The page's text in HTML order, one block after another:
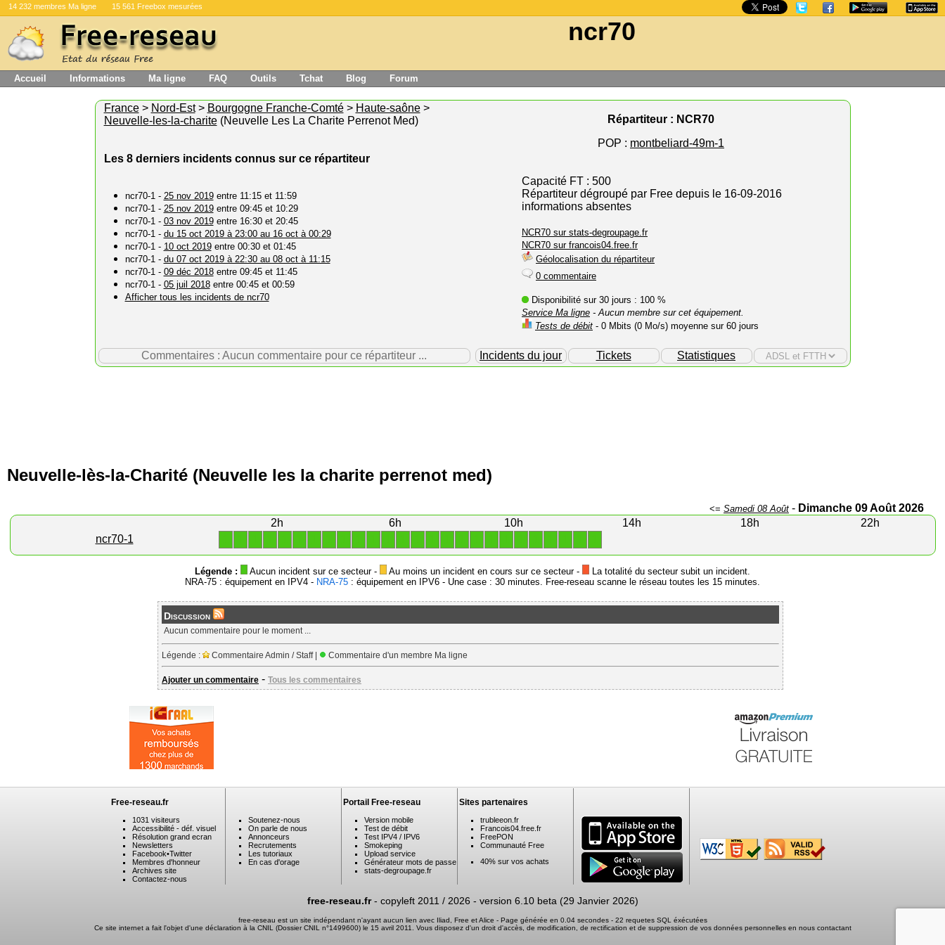
14 232 membres Ma ligne 15 561 Freebox mesurées
ncr70
Accueil Informations Ma ligne FAQ Outils Tchat Blog Forum
France> Nord-Est> Bourgogne Franche-Comté> Haute-saône>
Neuvelle-les-la-charite(Neuvelle Les La Charite Perrenot Med)
Les 8 derniers incidents connus sur ce répartiteur
ncr70-1 - 25 nov 2019entre 11:15 et 11:59
ncr70-1 - 25 nov 2019entre 09:45 et 10:29
ncr70-1 - 03 nov 2019entre 16:30 et 20:45
ncr70-1 - du 15 oct 2019 à 23:00 au 16 oct à 00:29
ncr70-1 - 10 oct 2019entre 00:30 et 01:45
ncr70-1 - du 07 oct 2019 à 22:30 au 08 oct à 11:15
ncr70-1 - 09 déc 2018entre 09:45 et 11:45
ncr70-1 - 05 juil 2018entre 00:45 et 00:59
Afficher tous les incidents de ncr70
Répartiteur : NCR70
POP : montbeliard-49m-1
Capacité FT : 500
Répartiteur dégroupé par Free depuis le 16-09-2016
informations absentes
NCR70 sur stats-degroupage.fr
NCR70 sur francois04.free.fr
Géolocalisation du répartiteur
0 commentaire
Disponibilité sur 30 jours : 100 %
Service Ma ligne - Aucun membre sur cet équipement.
Tests de débit - 0 Mbits (0 Mo/s) moyenne sur 60 jours
Commentaires : Aucun commentaire pour ce répartiteur ... Incidents du jour Tickets Statistiques
Neuvelle-lès-la-Charité (Neuvelle les la charite perrenot med)
<= Samedi 08 Août - Dimanche 09 Août 2026
2h
6h 10h 14h 18h
22h
ncr70-1
Légende : Aucun incident sur ce secteur - Au moins un incident en cours sur ce secteur -
La totalité du secteur subit un incident.
NRA-75 : équipement en IPV4 - NRA-75 : équipement en IPV6 - Une case : 30 minutes. Free-reseau scanne le réseau toutes les 15 minutes.
Discussion
Aucun commentaire pour le moment ...
Légende : Commentaire Admin / Staff | Commentaire d'un membre Ma ligne
Ajouter un commentaire - Tous les commentaires
Free-reseau.fr
1031 visiteurs
Accessibilité - déf. visuel
Résolution grand ecran
Newsletters
Facebook•Twitter
Membres d'honneur
Archives site
Contactez-nous
Soutenez-nous
On parle de nous
Annonceurs
Recrutements
Les tutoriaux
En cas d'orage
Portail Free-reseau
Version mobile
Test de débit
Test IPV4 / IPV6
Smokeping
Upload service
Générateur mots de passe
stats-degroupage.fr
Sites partenaires
trubleeon.fr
Francois04.free.fr
FreePON
Communauté Free
40% sur vos achats
free-reseau.fr- copyleft 2011 / 2026 - version 6.10 beta (29 Janvier 2026)
free-reseau est un site indépendant n'ayant aucun lien avec Iliad, Free et Alice - Page générée en 0.04 secondes - 22 requetes SQL éxécutées
Ce site internet a fait l'objet d'une déclaration à la CNIL (Dossier CNIL n°1499600) le 15 avril 2011. Vous disposez d'un droit d'accès, de modification, de rectification et de suppression de vos données personnelles en nous contactant